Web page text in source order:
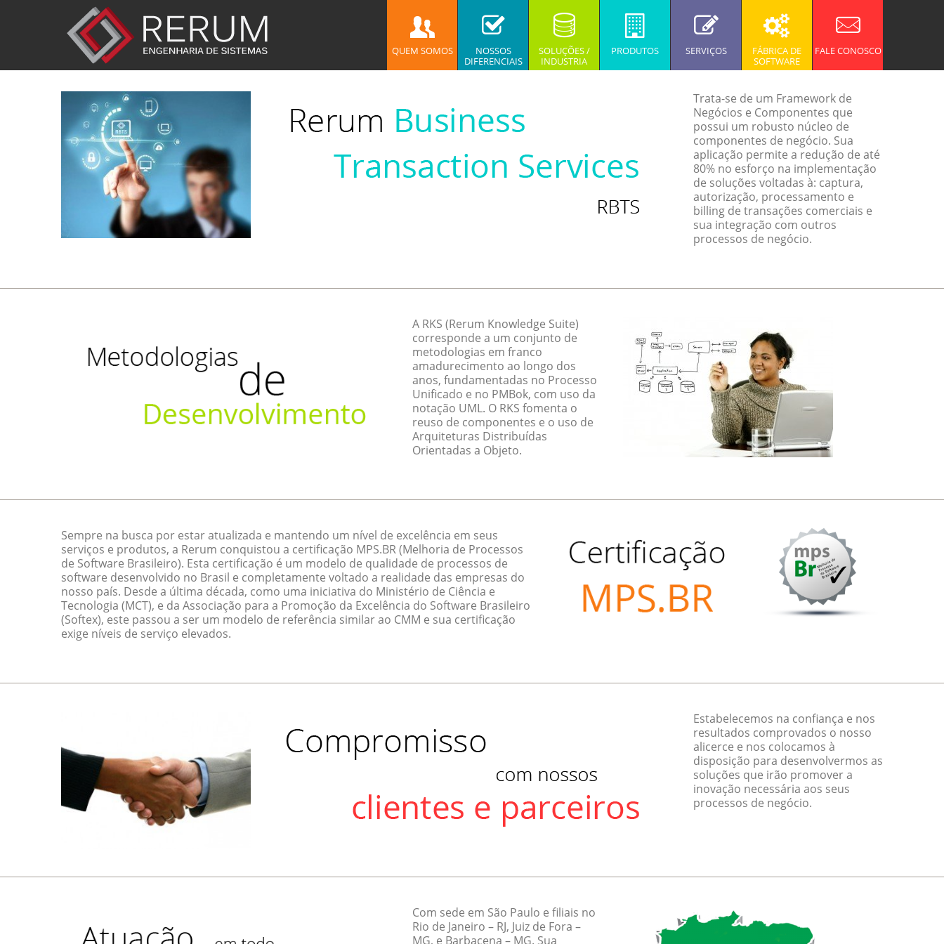
QUEM SOMOS
NOSSOS
DIFERENCIAIS
SOLUÇÕES /
INDUSTRIA
PRODUTOS SERVIÇOS
FÁBRICA DE
SOFTWARE
FALE CONOSCO
Trata-se de um Framework de
Negócios e Componentes que
possui um robusto núcleo de
componentes de negócio. Sua
aplicação permite a redução de até
80% no esforço na implementação
de soluções voltadas à: captura,
autorização, processamento e
billing de transações comerciais e
sua integração com outros
processos de negócio.
A RKS (Rerum Knowledge Suite)
corresponde a um conjunto de
metodologias em franco
amadurecimento ao longo dos
anos, fundamentadas no Processo
Unificado e no PMBok, com uso da
notação UML. O RKS fomenta o
reuso de componentes e o uso de
Arquiteturas Distribuídas
Orientadas a Objeto.
Sempre na busca por estar atualizada e mantendo um nível de excelência em seus
serviços e produtos, a Rerum conquistou a certificação MPS.BR (Melhoria de Processos
de Software Brasileiro). Esta certificação é um modelo de qualidade de processos de
software desenvolvido no Brasil e completamente voltado a realidade das empresas do
nosso país. Desde a última década, como uma iniciativa do Ministério de Ciência e
Tecnologia (MCT), e da Associação para a Promoção da Excelência do Software Brasileiro
(Softex), este passou a ser um modelo de referência similar ao CMM e sua certificação
exige níveis de serviço elevados.
Estabelecemos na confiança e nos
resultados comprovados o nosso
alicerce e nos colocamos à
disposição para desenvolvermos as
soluções que irão promover a
inovação necessária aos seus
processos de negócio.
Com sede em São Paulo e filiais no
Rio de Janeiro – RJ, Juiz de Fora –
MG, e Barbacena – MG. Sua